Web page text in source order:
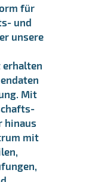
für
und
unsere
erhalten
Mit
hinaus
mit